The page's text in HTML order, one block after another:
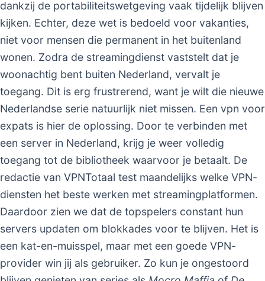
dankzij de portabiliteitswetgeving vaak tijdelijk blijven
kijken. Echter, deze wet is bedoeld voor vakanties,
niet voor mensen die permanent in het buitenland
wonen. Zodra de streamingdienst vaststelt dat je
woonachtig bent buiten Nederland, vervalt je
toegang. Dit is erg frustrerend, want je wilt die nieuwe
Nederlandse serie natuurlijk niet missen. Een vpn voor
expats is hier de oplossing. Door te verbinden met
een server in Nederland, krijg je weer volledig
toegang tot de bibliotheek waarvoor je betaalt. De
redactie van VPNTotaal test maandelijks welke VPN-
diensten het beste werken met streamingplatformen.
Daardoor zien we dat de topspelers constant hun
servers updaten om blokkades voor te blijven. Het is
een kat-en-muisspel, maar met een goede VPN-
provider win jij als gebruiker. Zo kun je ongestoord